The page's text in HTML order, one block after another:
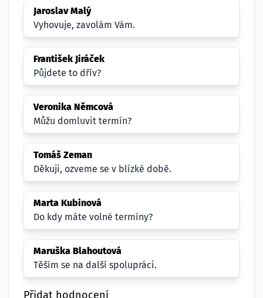
Jaroslav Malý
Vyhovuje, zavolám Vám.
František Jiráček
Půjdete to dřív?
Veronika Němcová
Můžu domluvit termín?
Tomáš Zeman
Děkuji, ozveme se v blízké době.
Marta Kubinová
Do kdy máte volné termíny?
Maruška Blahoutová
Těším se na další spolupráci.
Přidat hodnocení